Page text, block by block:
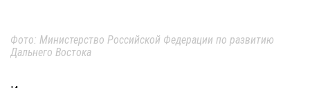
Фото: Министерство Российской Федерации по развитию
Дальнего Востока